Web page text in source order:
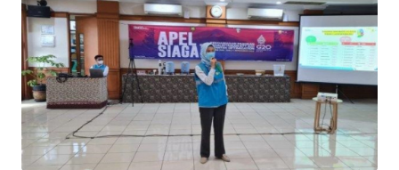
INDEKS
BERITA
KONTAK
KAMI
INFO